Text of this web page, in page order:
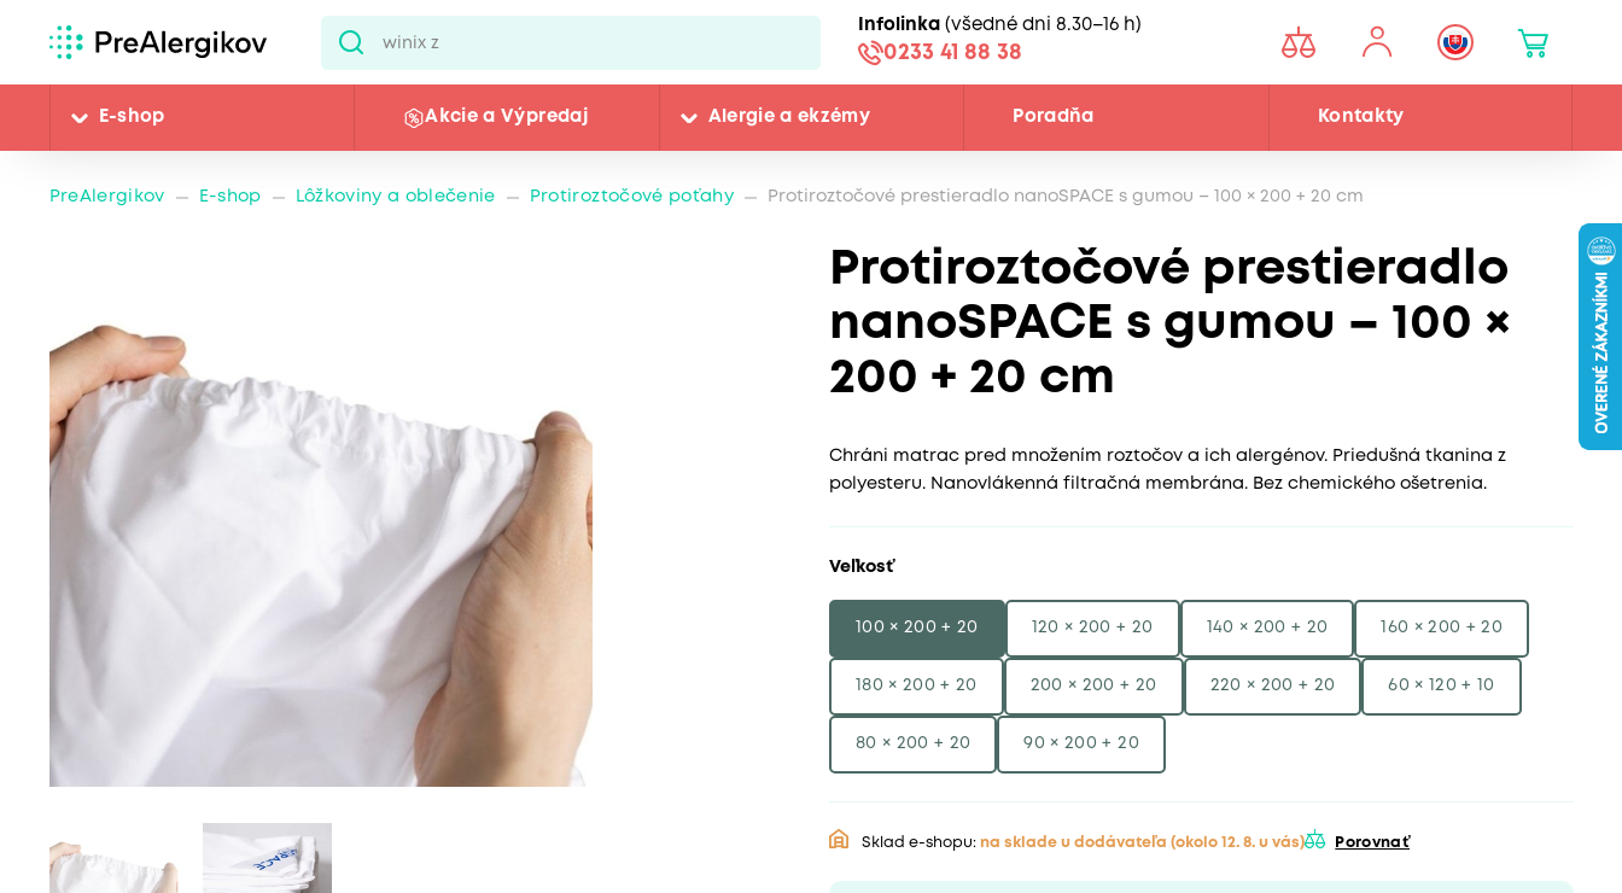
Infolinka (všedné dni 8.30–16 h)
0233 41 88 38
E-shop Akcie a Výpredaj Alergie a ekzémy Poradňa Kontakty
PreAlergikov E-shop Lôžkoviny a oblečenie Protiroztočové poťahy Protiroztočové prestieradlo nanoSPACE s gumou – 100 × 200 + 20 cm
Protiroztočové prestieradlo
nanoSPACE s gumou – 100 ×
200 + 20 cm
Chráni matrac pred množením roztočov a ich alergénov. Priedušná tkanina z
polyesteru. Nanovlákenná filtračná membrána. Bez chemického ošetrenia.
Veľkosť
100 × 200 + 20 120 × 200 + 20 140 × 200 + 20 160 × 200 + 20
180 × 200 + 20 200 × 200 + 20 220 × 200 + 20 60 × 120 + 10
80 × 200 + 20 90 × 200 + 20
Sklad e-shopu: na sklade u dodávateľa (okolo 12. 8. u vás) Porovnať